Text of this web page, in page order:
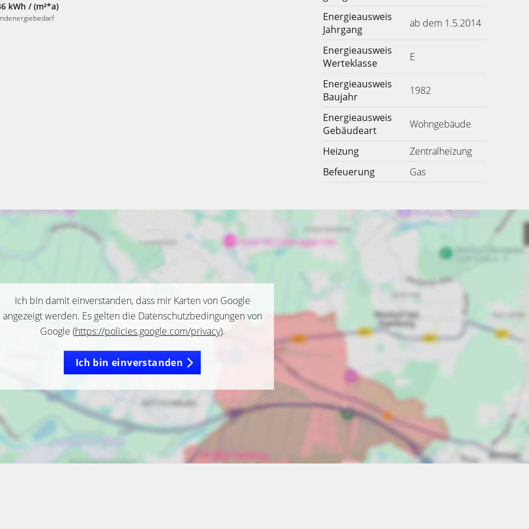
kWh / (m²*a)
Energieausweis
Jahrgang
ab dem 1.5.2014
Energieausweis
Werteklasse
E
Energieausweis
Baujahr
1982
Energieausweis
Gebäudeart
Wohngebäude
Heizung
Zentralheizung
Befeuerung
Gas
Ich bin damit einverstanden, dass mir Karten von Google
angezeigt werden. Es gelten die Datenschutzbedingungen von
Google (https://policies.google.com/privacy).
Ich bin einverstanden